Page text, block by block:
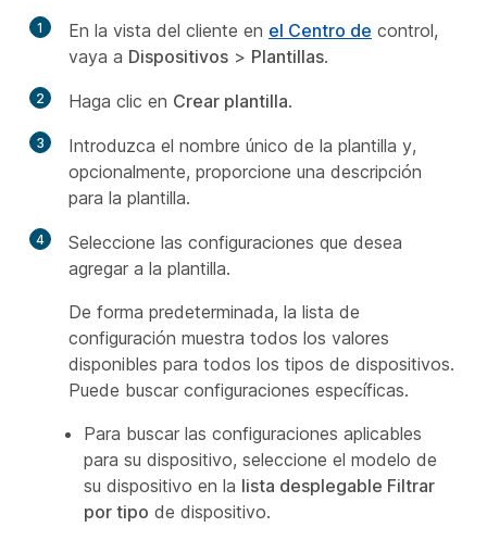
1 En la vista del cliente en el Centro de control,
vaya a Dispositivos > Plantillas.
2 Haga clic en Crear plantilla.
3
Introduzca el nombre único de la plantilla y,
opcionalmente, proporcione una descripción
para la plantilla.
4
Seleccione las configuraciones que desea
agregar a la plantilla.
De forma predeterminada, la lista de
configuración muestra todos los valores
disponibles para todos los tipos de dispositivos.
Puede buscar configuraciones específicas.
Para buscar las configuraciones aplicables
para su dispositivo, seleccione el modelo de
su dispositivo en la lista desplegable Filtrar
por tipo de dispositivo.